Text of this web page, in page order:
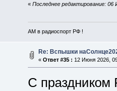
« Последнее редактирование: 06
АМ в радиоспорт РФ !
Re: Вспышки
« Ответ #35 : 12 Июня 2026,
С праздником